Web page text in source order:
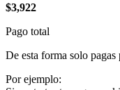
$3,922
Pago total
De esta forma solo
Por ejemplo: